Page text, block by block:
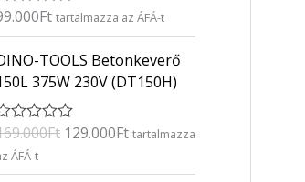
e
Ft tartalmazza az ÁFÁ-t
TOOLS Betonkeverő
375W 230V (DT150H)
Ft
O
r
g
129.000Ft
C
u
etartalmazza
ÁFÁ-t